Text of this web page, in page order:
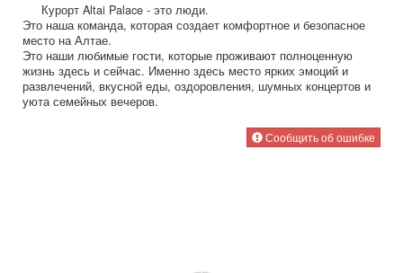
ТВ программа
Курорт Altai Palace - это люди.
Это наша команда, которая создает комфортное и безопасное
место на Алтае.
Это наши любимые гости, которые проживают полноценную
жизнь здесь и сейчас. Именно здесь место ярких эмоций и
развлечений, вкусной еды, оздоровления, шумных концертов и
уюта семейных вечеров.
Сообщить об ошибке